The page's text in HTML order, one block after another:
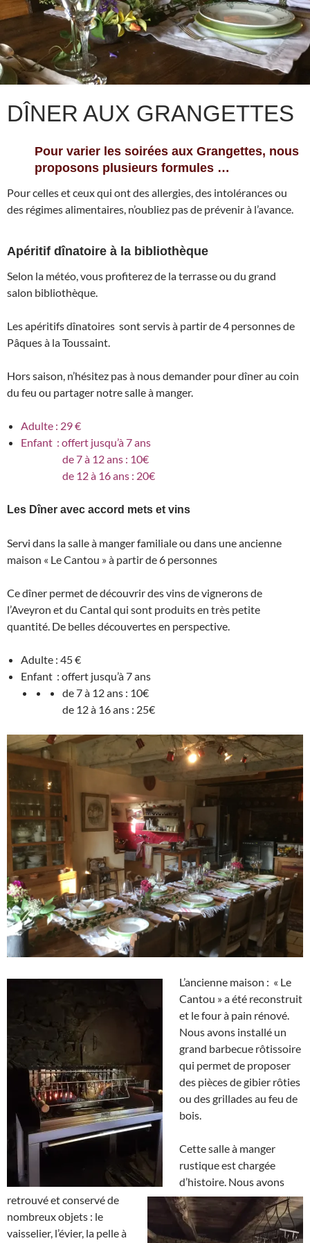
DÎNER AUX GRANGETTES
Pour varier les soirées aux Grangettes, nous
proposons plusieurs formules …
Pour celles et ceux qui ont des allergies, des intolérances ou
des régimes alimentaires, n’oubliez pas de prévenir à l’avance.
Apéritif dînatoire à la bibliothèque
Selon la météo, vous profiterez de la terrasse ou du grand
salon bibliothèque.
Les apéritifs dînatoires sont servis à partir de 4 personnes de
Pâques à la Toussaint.
Hors saison, n’hésitez pas à nous demander pour dîner au coin
du feu ou partager notre salle à manger.
Adulte : 29 €
Enfant : offert jusqu’à 7 ans
de 7 à 12 ans : 10€
de 12 à 16 ans : 20€
Les Dîner avec accord mets et vins
Servi dans la salle à manger familiale ou dans une ancienne
maison « Le Cantou » à partir de 6 personnes
Ce dîner permet de découvrir des vins de vignerons de
l’Aveyron et du Cantal qui sont produits en très petite
quantité. De belles découvertes en perspective.
Adulte : 45 €
Enfant : offert jusqu’à 7 ans
de 7 à 12 ans : 10€
de 12 à 16 ans : 25€
L’ancienne maison : « Le
Cantou » a été reconstruit
et le four à pain rénové.
Nous avons installé un
grand barbecue rôtissoire
qui permet de proposer
des pièces de gibier rôties
ou des grillades au feu de
bois.
Cette salle à manger
rustique est chargée
d’histoire. Nous avons
retrouvé et conservé de
nombreux objets : le
vaisselier, l’évier, la pelle à